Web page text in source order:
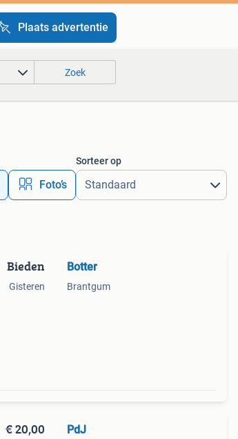
Plaats advertentie
Zoek
Foto’s
Sorteer op
Bieden
Gisteren
Botter
Brantgum
€ 20,00 PdJ